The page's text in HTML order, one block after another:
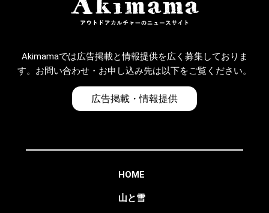
Akimamaでは広告掲載と情報提供を広く募集しておりま
す。お問い合わせ・お申し込み先は以下をご覧ください。
広告掲載・情報提供
HOME
山と雪